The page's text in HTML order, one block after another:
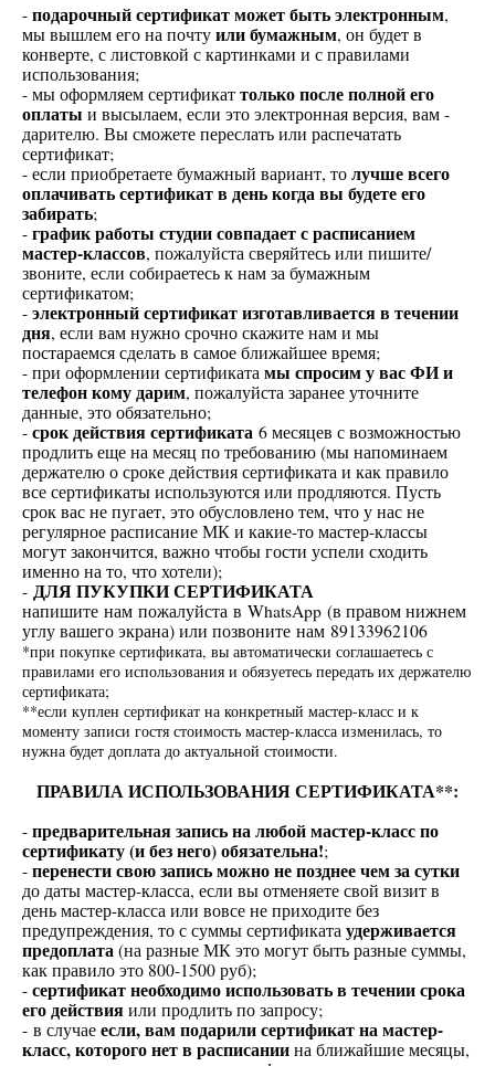
-подарочный сертификат может быть электронным,
мы вышлем его на почтуили бумажным, он будет в
конверте, с листовкой с картинками и с правилами
использования;
- мы оформляем сертификаттолько после полной его
оплаты и высылаем, если это электронная версия, вам -
дарителю. Вы сможете переслать или распечатать
сертификат;
- если приобретаете бумажный вариант, толучше всего
оплачивать сертификат в день когда вы будете его
забирать;
-график работы студии совпадает с расписанием
мастер-классов, пожалуйста сверяйтесь или пишите/
звоните, если собираетесь к нам за бумажным
сертификатом;
-электронный сертификат изготавливается в течении
дня, если вам нужно срочно скажите нам и мы
постараемся сделать в самое ближайшее время;
- при оформлении сертификата мы спросим у вас ФИ и
телефон кому дарим, пожалуйста заранее уточните
данные, это обязательно;
-срок действия сертификата 6 месяцев с возможностью
продлить еще на месяц по требованию (мы напоминаем
держателю о сроке действия сертификата и как правило
все сертификаты используются или продляются. Пусть
срок вас не пугает, это обусловлено тем, что у нас не
регулярное расписание МК и какие-то мастер-классы
могут закончится, важно чтобы гости успели сходить
именно на то, что хотели);
- ДЛЯ ПУКУПКИ СЕРТИФИКАТА
напишите нам пожалуйста в WhatsApp (в правом нижнем
углу вашего экрана) или позвоните нам 89133962106
*при покупке сертификата, вы автоматически соглашаетесь с
правилами его использования и обязуетесь передать их держателю
сертификата;
**если куплен сертификат на конкретный мастер-класс и к
моменту записи гостя стоимость мастер-класса изменилась, то
нужна будет доплата до актуальной стоимости.
ПРАВИЛА ИСПОЛЬЗОВАНИЯ СЕРТИФИКАТА**:
-предварительная запись на любой мастер-класс по
сертификату (и без него) обязательна!;
-перенести свою запись можно не позднее чем за сутки
до даты мастер-класса, если вы отменяете свой визит в
день мастер-класса или вовсе не приходите без
предупреждения, то с суммы сертификата удерживается
предоплата(на разные МК это могут быть разные суммы,
как правило это 800-1500 руб);
-сертификат необходимо использовать в течении срока
его действияили продлить по запросу;
- в случаеесли, вам подарили сертификат на мастер-
класс, которого нет в расписаниина ближайшие месяцы,